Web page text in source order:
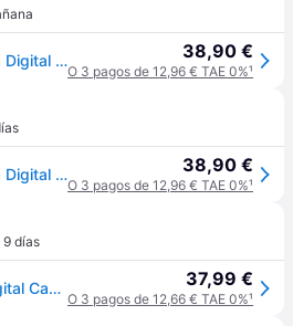
Kodak Charmera Cámara Digital Nueva Precintada – Envío Rápido España 38,90 €
O 3 pagos de 12,96 € TAE 0%¹
Kodak Charmera Cámara Digital Nueva Precintada – Envío Rápido España 38,90 €
O 3 pagos de 12,96 € TAE 0%¹
9 días
Kodak Charmera Mini Digital Camera Random Assorted 1 Unit Amarillo 37,99 €
O 3 pagos de 12,66 € TAE 0%¹